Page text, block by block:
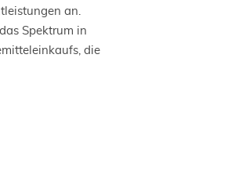
an.
Spektrum in
die